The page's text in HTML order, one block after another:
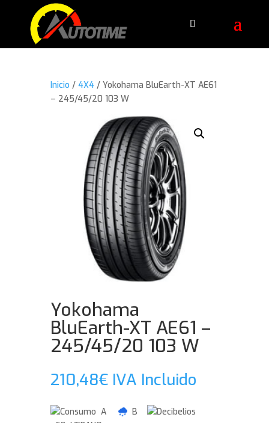
Inicio /4X4 / Yokohama BluEarth-XT AE61
– 245/45/20 103 W
Yokohama
BluEarth-XT AE61 –
245/45/20 103 W
210,48€ IVA Incluido
A
B